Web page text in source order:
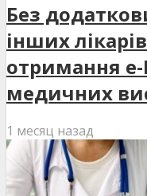
Без
інших
отримання е-
медичних
1 месяц назад